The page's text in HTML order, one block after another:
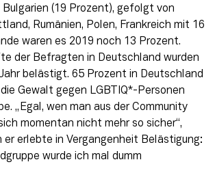
(19 Prozent), gefolgt von
Rumänien, Polen, Frankreich mit 16
waren es 2019 noch 13 Prozent.
der Befragten in Deutschland wurden
belästigt. 65 Prozent in Deutschland
Gewalt gegen LGBTIQ*-Personen
„Egal, wen man aus der Community
momentan nicht mehr so sicher“,
er erlebte in Vergangenheit Belästigung:
wurde ich mal dumm